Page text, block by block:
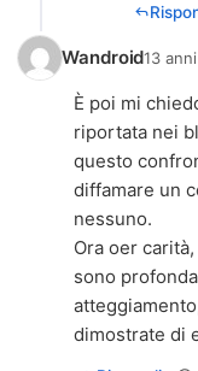
Wandroid13
È poi mi
riportata nei
questo
diffamare un
nessuno.
Ora oer
sono
dimostrate di